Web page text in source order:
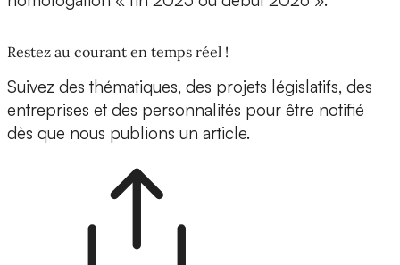
Restez au courant en temps réel !
Suivez des thématiques, des projets législatifs, des
entreprises et des personnalités pour être notifié
dès que nous publions un article.